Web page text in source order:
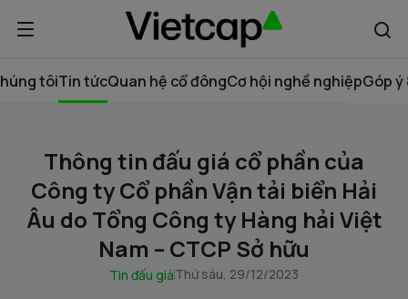
tôiTin tứcQuan hệ cổ đôngCơ hội nghề nghiệpGóp ý
Thông tin đấu giá cổ phần của
Công ty Cổ phần Vận tải biển Hải
Âu do Tổng Công ty Hàng hải Việt
Nam – CTCP Sở hữu
Tin đấu giáThứ sáu, 29/12/2023